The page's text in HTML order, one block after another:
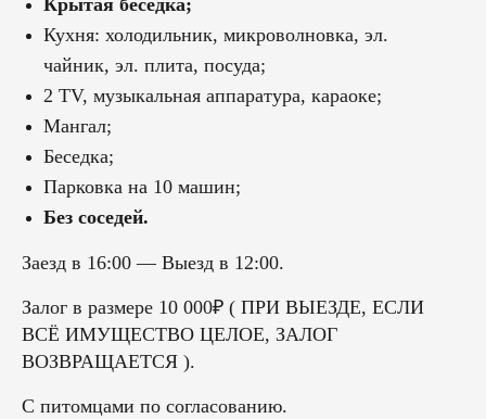
Крытая беседка;
Кухня: холодильник, микроволновка, эл.
чайник, эл. плита, посуда;
2 TV, музыкальная аппаратура, караоке;
Мангал;
Беседка;
Парковка на 10 машин;
Без соседей.
Заезд в 16:00 — Выезд в 12:00.
Залог в размере 10 000₽ ( ПРИ ВЫЕЗДЕ, ЕСЛИ
ВСЁ ИМУЩЕСТВО ЦЕЛОЕ, ЗАЛОГ
ВОЗВРАЩАЕТСЯ ).
С питомцами по согласованию.